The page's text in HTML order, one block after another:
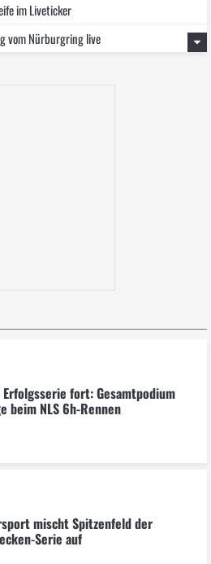
im Liveticker
vom Nürburgring live
Erfolgsserie fort: Gesamtpodium
beim NLS 6h-Rennen
mischt Spitzenfeld der
Serie auf